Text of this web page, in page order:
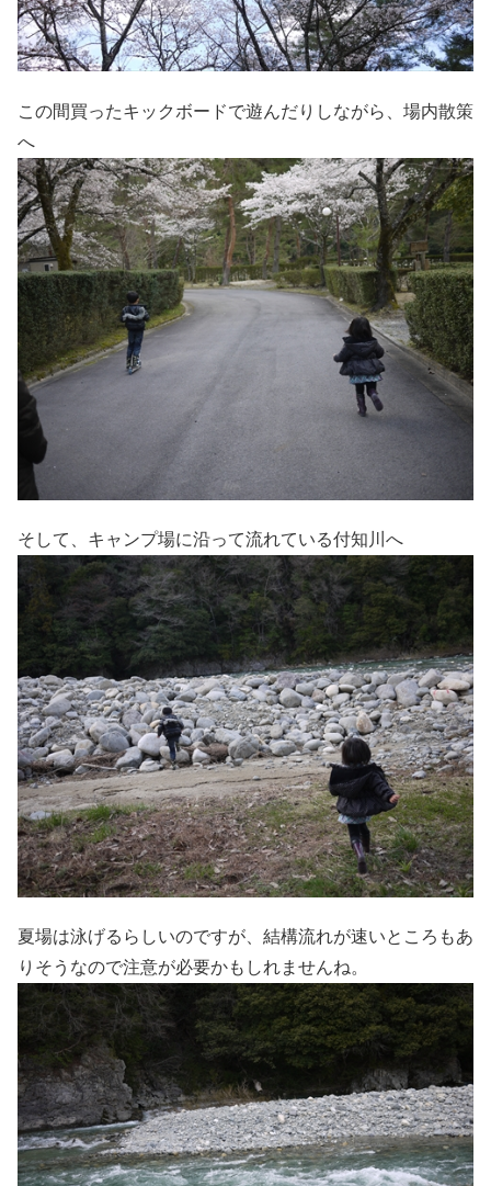
この間買ったキックボードで遊んだりしながら、場内散策
へ
そして、キャンプ場に沿って流れている付知川へ
夏場は泳げるらしいのですが、結構流れが速いところもあ
りそうなので注意が必要かもしれませんね。